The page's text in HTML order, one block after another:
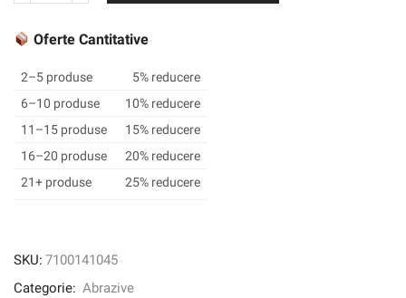
™
de
argint,
T41,
178
mm
22,2
Oferte Cantitative
2–5 produse
5% reducere
6–10 produse
10% reducere
11–15 produse
15% reducere
16–20 produse
20% reducere
21+ produse
25% reducere
SKU: 7100141045
Categorie: Abrazive